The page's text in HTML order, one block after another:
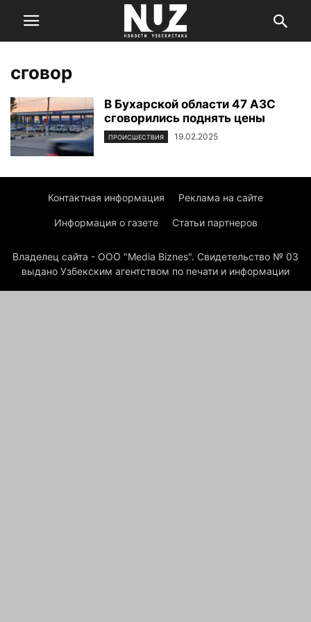
сговор
В Бухарской области 47 АЗС
сговорились поднять цены
ПРОИСШЕСТВИЯ 19.02.2025
Контактная информация Реклама на сайте
Информация о газете Статьи партнеров
Владелец сайта - ООО "Media Biznes". Свидетельство № 03
выдано Узбекским агентством по печати и информации